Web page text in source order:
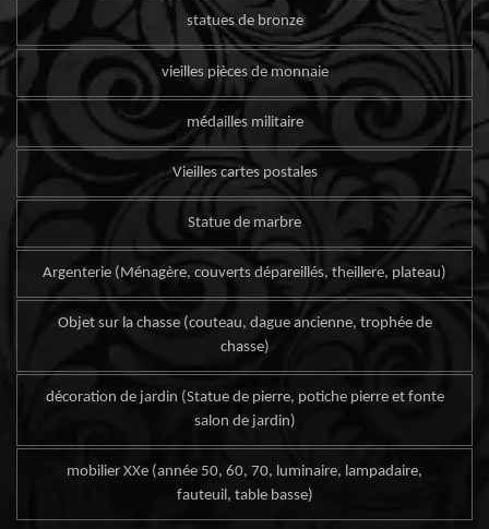
statues de bronze
vieilles pièces de monnaie
médailles militaire
Vieilles cartes postales
Statue de marbre
Argenterie (Ménagère, couverts dépareillés, theillere, plateau)
Objet sur la chasse (couteau, dague ancienne, trophée de
chasse)
décoration de jardin (Statue de pierre, potiche pierre et fonte
salon de jardin)
mobilier XXe (année 50, 60, 70, luminaire, lampadaire,
fauteuil, table basse)